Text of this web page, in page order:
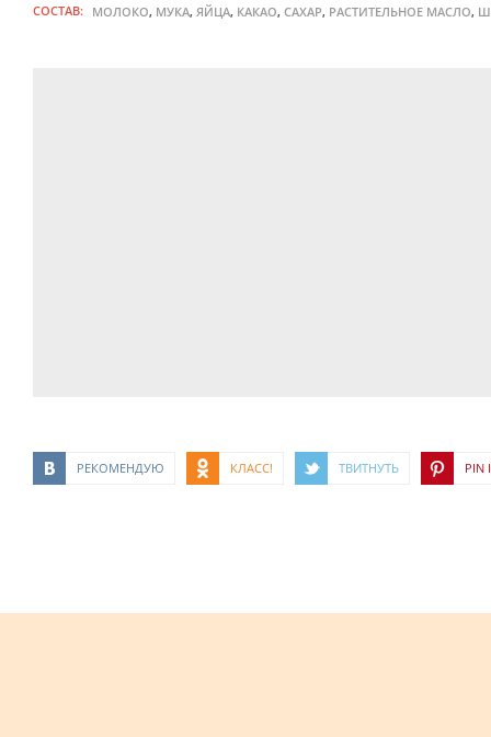
СОСТАВ: МОЛОКО, МУКА, ЯЙЦА, КАКАО, САХАР, РАСТИТЕЛЬНОЕ МАСЛО,
РЕКОМЕНДУЮ КЛАСС! ТВИТНУТЬ PIN